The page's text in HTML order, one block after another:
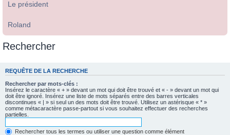
Le président
Roland
Rechercher
REQUÊTE DE LA RECHERCHE
Rechercher par mots-clés :
Insérez le caractère « + » devant un mot qui doit être trouvé et « - » devant un mot qui
doit être ignoré. Insérez une liste de mots séparés entre des barres verticales
discontinues « | » si seul un des mots doit être trouvé. Utilisez un astérisque « * »
comme métacaractère passe-partout si vous souhaitez effectuer des recherches
partielles.
Rechercher tous les termes ou utiliser une question comme élément